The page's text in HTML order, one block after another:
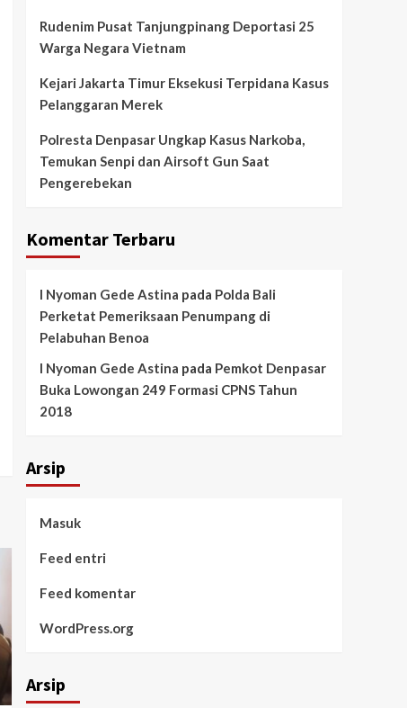
Rudenim Pusat Tanjungpinang Deportasi 25
Warga Negara Vietnam
Kejari Jakarta Timur Eksekusi Terpidana Kasus
Pelanggaran Merek
Polresta Denpasar Ungkap Kasus Narkoba,
Temukan Senpi dan Airsoft Gun Saat
Pengerebekan
Komentar Terbaru
I Nyoman Gede Astina pada Polda Bali
Perketat Pemeriksaan Penumpang di
Pelabuhan Benoa
I Nyoman Gede Astina pada Pemkot Denpasar
Buka Lowongan 249 Formasi CPNS Tahun
2018
Arsip
Masuk
Feed entri
Feed komentar
WordPress.org
Arsip